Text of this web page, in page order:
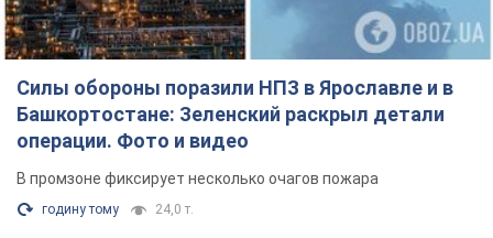
Силы обороны поразили НПЗ в Ярославле и в
Башкортостане: Зеленский раскрыл детали
операции. Фото и видео
В промзоне фиксирует несколько очагов пожара
годину тому 24,0 т.